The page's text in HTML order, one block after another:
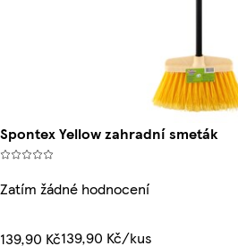
Spontex Yellow zahradní smeták
Zatím žádné hodnocení
139,90 Kč139,90 Kč/kus